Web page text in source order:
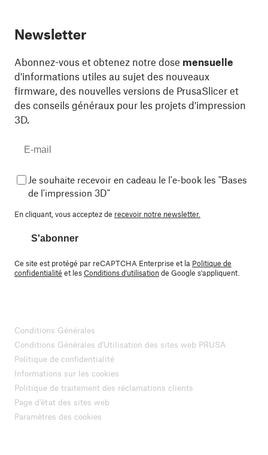
Newsletter
Abonnez-vous et obtenez notre dose mensuelle
d'informations utiles au sujet des nouveaux
firmware, des nouvelles versions de PrusaSlicer et
des conseils généraux pour les projets d'impression
3D.
Je souhaite recevoir en cadeau le l'e-book les "Bases
de l'impression 3D"
En cliquant, vous acceptez de recevoir notre newsletter.
S'abonner
Ce site est protégé par reCAPTCHA Enterprise et la Politique de
confidentialité et lesConditions d'utilisationde Google s'appliquent.
Conditions Générales
Conditions Générales d'Utilisation des sites web PRUSA
Politique de confidentialité
Informations sur les cookies
Politique de traitement des réclamations clients
Page d'état des sites web
Paramètres des cookies